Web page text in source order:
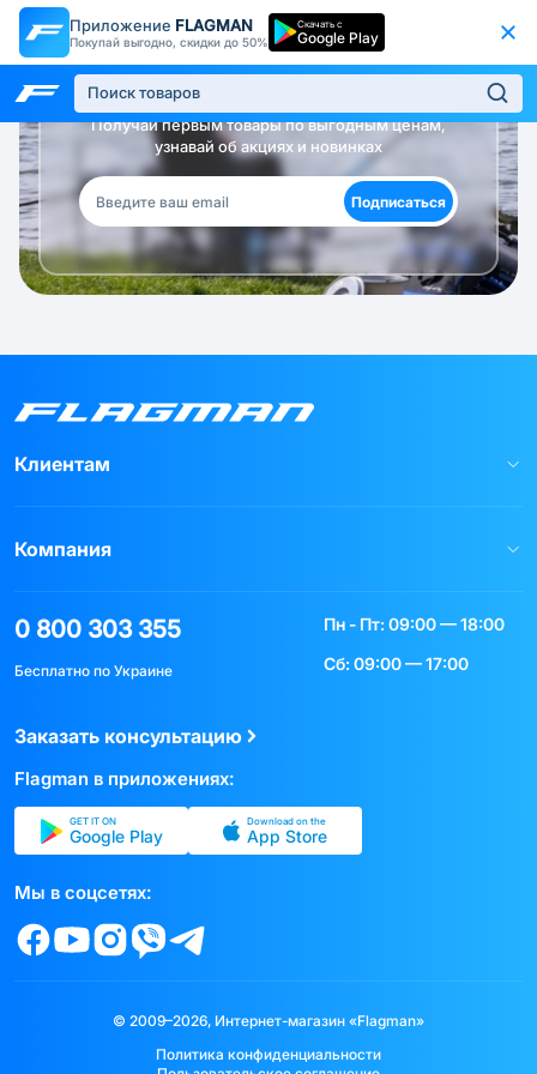
Приложение FLAGMAN
Покупай выгодно, скидки до 50%
Скачать с
Google Play
Будь в курсе!
Получай первым товары по выгодным ценам,
узнавай об акциях и новинках
Подписаться
Клиентам
Компания
0 800 303 355
Бесплатно по Украине
Пн - Пт: 09:00 — 18:00
Сб: 09:00 — 17:00
Заказать консультацию
Flagman в приложениях:
GET IT ON
Google Play
Download on the
App Store
Мы в соцсетях:
© 2009–2026, Интернет-магазин «Flagman»
Политика конфиденциальности